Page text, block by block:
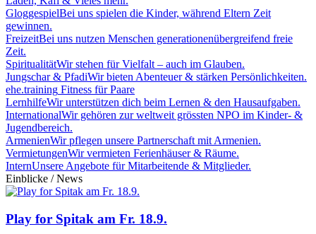
GloggespielBei uns spielen die Kinder, während Eltern Zeit
gewinnen.
FreizeitBei uns nutzen Menschen generationenübergreifend freie
Zeit.
SpiritualitätWir stehen für Vielfalt – auch im Glauben.
Jungschar & PfadiWir bieten Abenteuer & stärken Persönlichkeiten.
ehe.training Fitness für Paare
LernhilfeWir unterstützen dich beim Lernen & den Hausaufgaben.
InternationalWir gehören zur weltweit grössten NPO im Kinder- &
Jugendbereich.
ArmenienWir pflegen unsere Partnerschaft mit Armenien.
VermietungenWir vermieten Ferienhäuser & Räume.
InternUnsere Angebote für Mitarbeitende & Mitglieder.
Einblicke / News
Play for Spitak am Fr. 18.9.